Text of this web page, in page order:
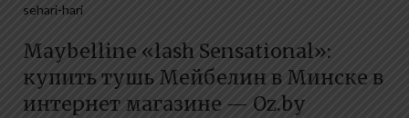
sehari-hari
Maybelline «lash Sensational»:
купить тушь Мейбелин в Минске в
интернет магазине — Oz.by